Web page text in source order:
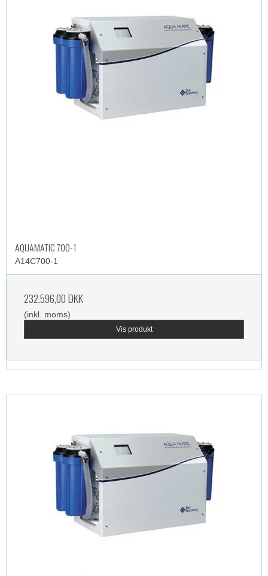
AQUAMATIC 700-1
A14C700-1
232.596,00 DKK
(inkl. moms)
Vis produkt